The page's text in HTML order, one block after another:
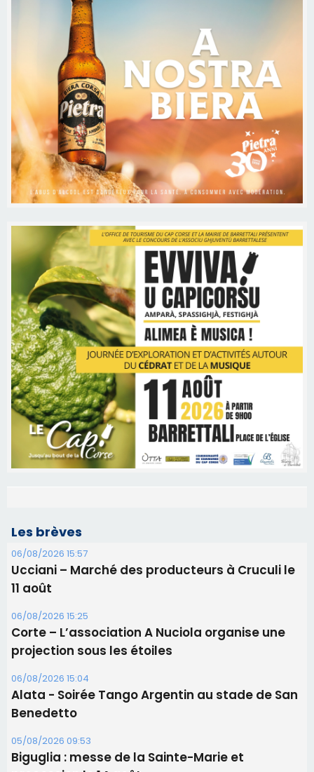
Les brèves
06/08/2026 15:57
Ucciani – Marché des producteurs à Cruculi le
11 août